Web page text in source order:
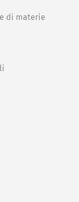
di materie